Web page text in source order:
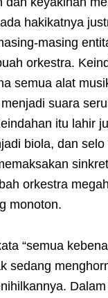
hakikatnya
masing
orkestra.
semua alat
suara
itu lahir
biola, dan
orkestra
monoton.
“semua
sedang